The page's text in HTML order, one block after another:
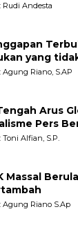
Rudi Andesta
tidak Adil untuk Wartawan,
dan LSM
Agung Riano, S.AP
Arus
Pers
Toni Alfian, S.P.
Massal
Agung Riano S.Ap